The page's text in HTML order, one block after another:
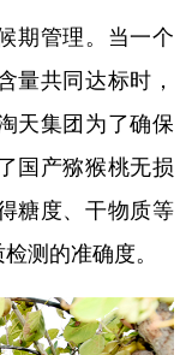
한국어
期管理。当一个
量共同达标时，
天集团为了确保
国产猕猴桃无损
糖度、干物质等
测的准确度。